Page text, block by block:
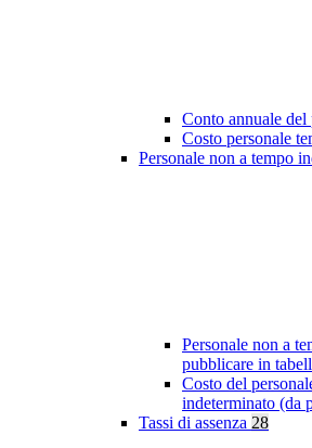
Conto annuale del
Costo personale
Personale non a tempo
Personale non a
pubblicare in
Costo del
indeterminato (da
Tassi di assenza 28